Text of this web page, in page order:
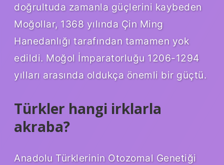
doğrultuda zamanla güçlerini kaybeden
Moğollar, 1368 yılında Çin Ming
Hanedanlığı tarafından tamamen yok
edildi. Moğol İmparatorluğu 1206-1294
yılları arasında oldukça önemli bir güçtü.
Türkler hangi irklarla
akraba?
Anadolu Türklerinin Otozomal Genetiği